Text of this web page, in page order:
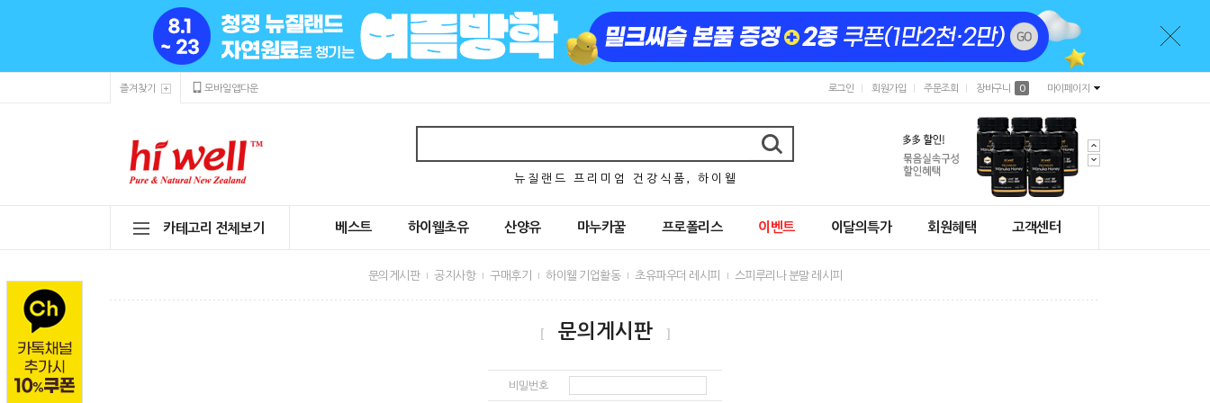
즐겨찾기 모바일앱다운 로그인 회원가입 주문조회 장바구니 0 마이페이지
뉴 질 랜 드 프 리 미 엄 건 강 식 품 , 하 이 웰
카테고리 전체보기 베스트 하이웰초유 산양유 마누카꿀 프로폴리스 이벤트 이달의특가 회원혜택 고객센터
문의게시판 공지사항 구매후기 하이웰 기업활동 초유파우더 레시피 스피루리나 분말 레시피
[ 문의게시판 ]
비밀번호